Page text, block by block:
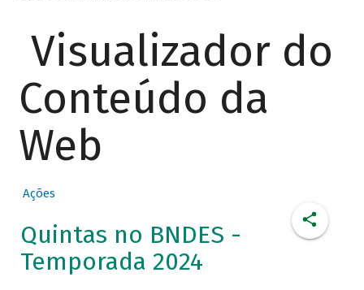
Visualizador do
Conteúdo da
Web
Ações
Quintas no BNDES -
Temporada 2024